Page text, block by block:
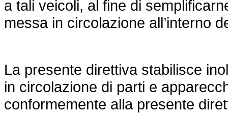
a tali veicoli, al fine di
messa in circolazione all’interno
La presente direttiva stabilisce
in circolazione di parti e
conformemente alla presente